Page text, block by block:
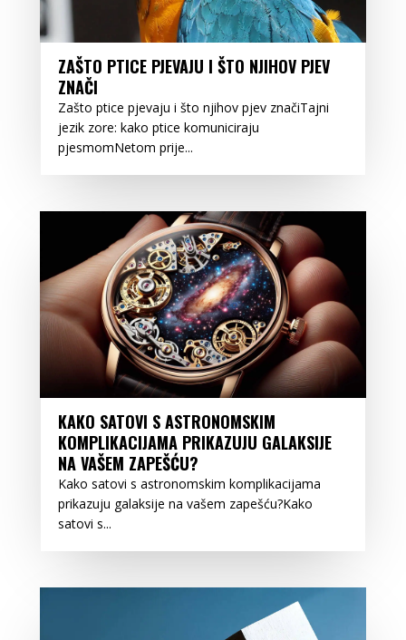
ZAŠTO PTICE PJEVAJU I ŠTO NJIHOV PJEV
ZNAČI
Zašto ptice pjevaju i što njihov pjev značiTajni
jezik zore: kako ptice komuniciraju
pjesmomNetom prije...
KAKO SATOVI S ASTRONOMSKIM
KOMPLIKACIJAMA PRIKAZUJU GALAKSIJE
NA VAŠEM ZAPEŠĆU?
Kako satovi s astronomskim komplikacijama
prikazuju galaksije na vašem zapešću?Kako
satovi s...